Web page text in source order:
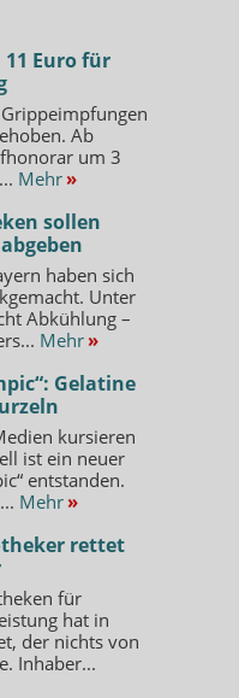
11 Euro für
Ab
um 3
Mehr »
sollen
haben sich
Unter
Abkühlung –
Mehr »
Gelatine
kursieren
ist ein neuer
entstanden.
Mehr »
rettet
für
hat in
der nichts von
Inhaber...